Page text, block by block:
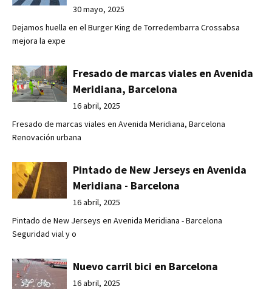
30 mayo, 2025
Dejamos huella en el Burger King de Torredembarra Crossabsa
mejora la expe
Fresado de marcas viales en Avenida
Meridiana, Barcelona
16 abril, 2025
Fresado de marcas viales en Avenida Meridiana, Barcelona
Renovación urbana
Pintado de New Jerseys en Avenida
Meridiana - Barcelona
16 abril, 2025
Pintado de New Jerseys en Avenida Meridiana - Barcelona
Seguridad vial y o
Nuevo carril bici en Barcelona
16 abril, 2025